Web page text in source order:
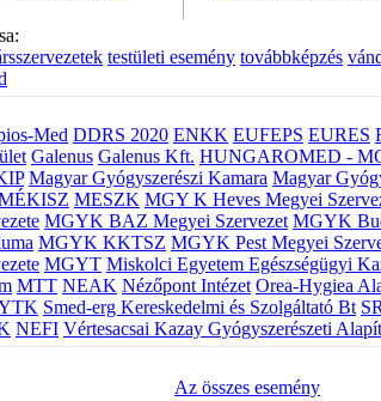
testületi esemény továbbképzés
Med DDRS 2020 ENKK EUFEPS EURES
Galenus Galenus Kft. HUNGAROMED -
Magyar Gyógyszerészi Kamara Magyar
MESZK MGY K Heves Megyei
MGYK BAZ Megyei Szervezet MGYK
MGYK KKTSZ MGYK Pest Megyei
MGYT Miskolci Egyetem Egészségügyi
MTT NEAK Nézőpont Intézet Orea-Hygiea
Smed-erg Kereskedelmi és Szolgáltató Bt
NEFI Vértesacsai Kazay Gyógyszerészeti
Az összes esemény